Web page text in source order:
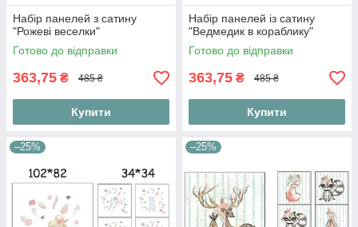
Набір панелей з сатину
"Рожеві веселки"
Готово до відправки
363,75 ₴ 485 ₴
Купити
Набір панелей із сатину
"Ведмедик в кораблику"
Готово до відправки
363,75 ₴ 485 ₴
Купити
–25% –25%